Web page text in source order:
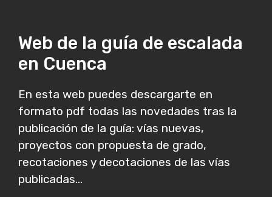
Web de la guía de escalada
en Cuenca
En esta web puedes descargarte en
formato pdf todas las novedades tras la
publicación de la guía: vías nuevas,
proyectos con propuesta de grado,
recotaciones y decotaciones de las vías
publicadas...